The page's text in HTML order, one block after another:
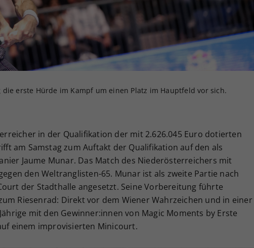
die erste Hürde im Kampf um einen Platz im Hauptfeld vor sich.
in der Qualifikation der mit 2.626.045 Euro dotierten
am Samstag zum Auftakt der Qualifikation auf den als
Jaume Munar. Das Match des Niederösterreichers mit
den Weltranglisten-65. Munar ist als zweite Partie nach
der Stadthalle angesetzt. Seine Vorbereitung führte
Riesenrad: Direkt vor dem Wiener Wahrzeichen und in einer
mit den Gewinner:innen von Magic Moments by Erste
einem improvisierten Minicourt.
Ihrer vorgenommen Einstellungen, falls der
Webseiten-Betreiber dies eingestellt hat.